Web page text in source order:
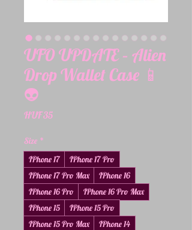
UFO UPDATE – Alien
Drop Wallet Case 📱
👽
HUF 35Price
Size *
IPhone 17
IPhone 17 Pro
IPhone 17 Pro Max
IPhone 16
IPhone 16 Pro
IPhone 16 Pro Max
IPhone 15
IPhone 15 Pro
IPhone 15 Pro Max
IPhone 14